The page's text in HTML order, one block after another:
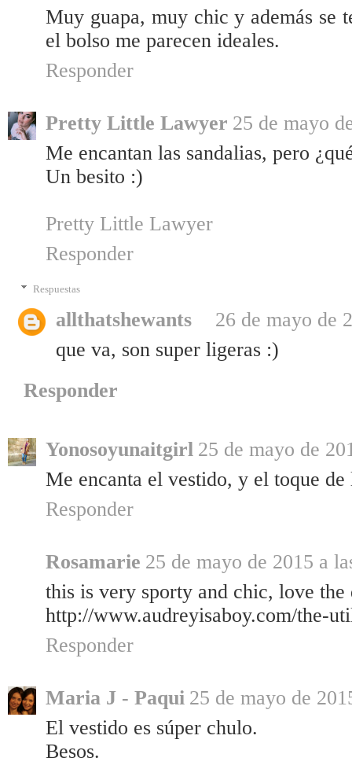
Muy guapa, muy chic y además se
el bolso me parecen ideales.
Responder
Pretty Little Lawyer 25 de mayo
Me encantan las sandalias, pero
Un besito :)
Pretty Little Lawyer
Responder
Respuestas
allthatshewants
26 de mayo de
que va, son super ligeras :)
Responder
Yonosoyunaitgirl 25 de mayo de
Me encanta el vestido, y el toque de
Responder
Rosamarie 25 de mayo de 2015 a
this is very sporty and chic, love the
http://www.audreyisaboy.com/the-
Responder
Maria J - Paqui 25 de mayo de
El vestido es súper chulo.
Besos.